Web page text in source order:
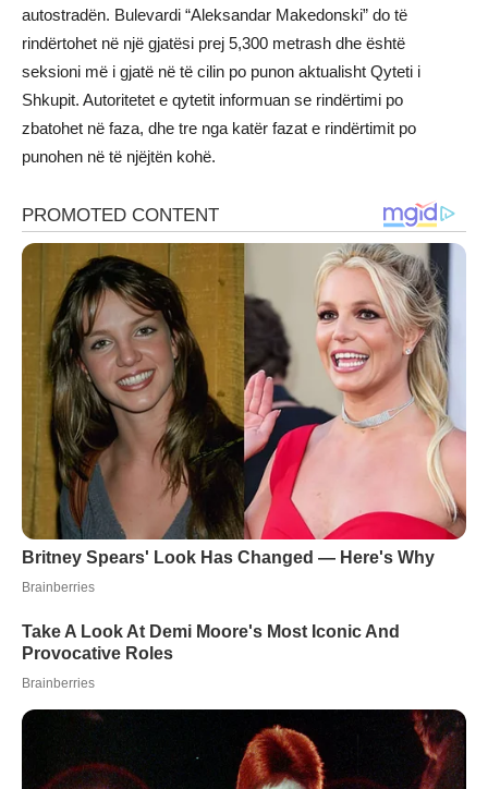
autostradën. Bulevardi “Aleksandar Makedonski” do të
rindërtohet në një gjatësi prej 5,300 metrash dhe është
seksioni më i gjatë në të cilin po punon aktualisht Qyteti i
Shkupit. Autoritetet e qytetit informuan se rindërtimi po
zbatohet në faza, dhe tre nga katër fazat e rindërtimit po
punohen në të njëjtën kohë.